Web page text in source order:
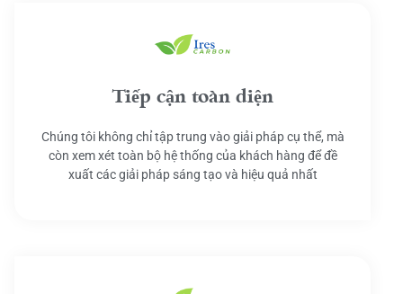
Tiếp cận toàn diện
Chúng tôi không chỉ tập trung vào giải pháp cụ thể, mà
còn xem xét toàn bộ hệ thống của khách hàng để đề
xuất các giải pháp sáng tạo và hiệu quả nhất